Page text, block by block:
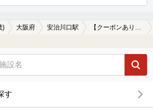
) 大阪府 安治川口駅
す